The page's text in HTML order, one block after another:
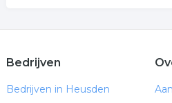
Bedrijven
Bedrijven in Heusden